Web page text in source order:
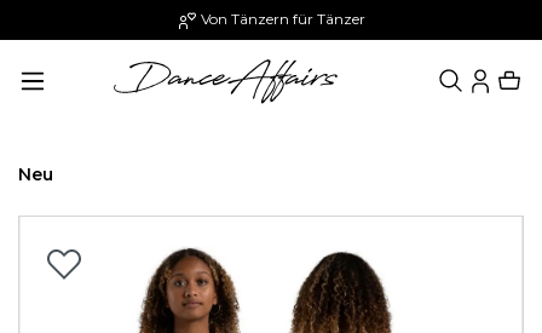
Von Tänzern für Tänzer
Neu